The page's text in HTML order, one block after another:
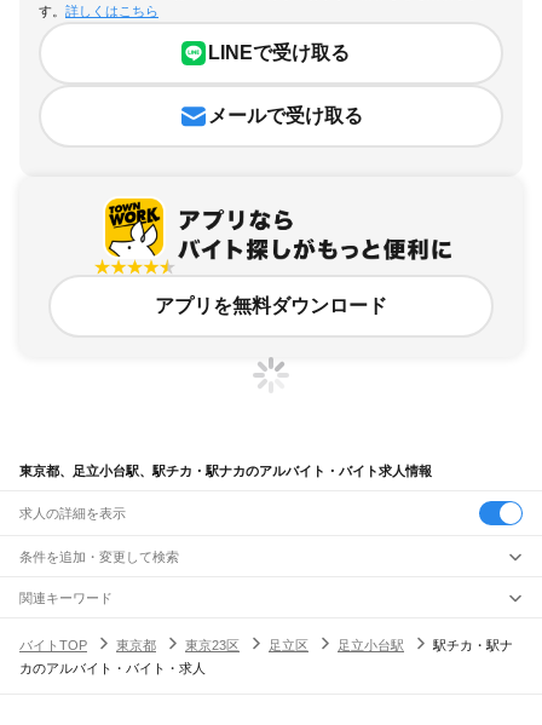
す。 詳しくはこちら
LINEで受け取る
メールで受け取る
アプリを無料ダウンロード
東京都、足立小台駅、駅チカ・駅ナカのアルバイト・バイト求人情報
求人の詳細を表示
条件を追加・変更して検索
市区町村を追加・変更
東京都すべて
東京23区 すべて
駅を追加・変更
職種を追加・変更
関連キーワード
バイトTOP
東京都 東京23区 足立区 足立小台駅
駅チカ・駅ナ
カのアルバイト・バイト・求人